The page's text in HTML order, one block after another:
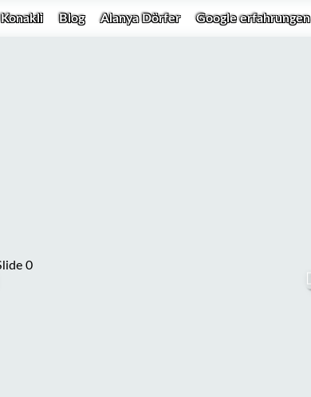
Konakli Blog Alanya Dörfer Google erfahrungen